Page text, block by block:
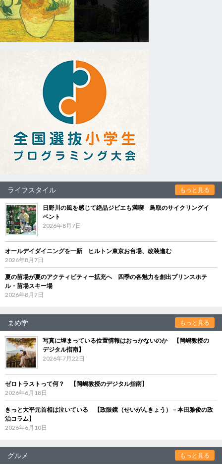
ライフスタイル もっと見る
日野川の風を感じて絶品ジビエも満喫 鳥取のサイクリングイ
ベント
2026年8月7日
オールデイダイニングを一新 ヒルトン東京お台場、改装進む
2026年8月7日
夏の苗場が夏のアクティビティー拡充へ 四季の各魅力を創出プリンスホテ
ル・苗場スキー場
2026年8月7日
まめ学 もっと見る
写真に埋まっている位置情報はおっかないのか 【岡嶋教授の
デジタル指南】
2026年7月22日
ゼロトラストって何？ 【岡嶋教授のデジタル指南】
2026年6月18日
きっと大平元首相は泣いている 【政眼鏡（せいがんきょう）－本田雅俊の政
治コラム】
2026年6月10日
グルメ もっと見る